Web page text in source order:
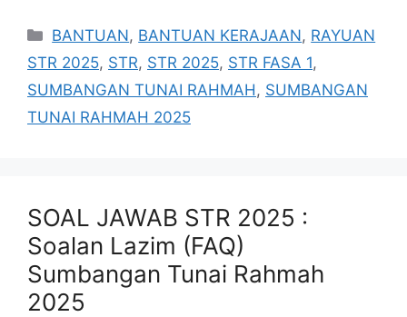
Categories
BANTUAN, BANTUAN KERAJAAN, RAYUAN
STR 2025, STR, STR 2025, STR FASA 1,
SUMBANGAN TUNAI RAHMAH, SUMBANGAN
TUNAI RAHMAH 2025
SOAL JAWAB STR 2025 :
Soalan Lazim (FAQ)
Sumbangan Tunai Rahmah
2025